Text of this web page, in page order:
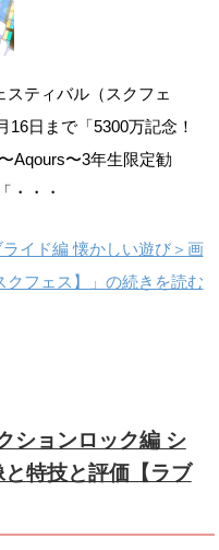
ティバル（スクフェ
16日まで「5300万記念！
Aqours〜3年生限定勧
・・・
イド編 懐かしい遊び＞画
フェス】」の続きを読む
ションロック編 シ
特技と評価【ラブ